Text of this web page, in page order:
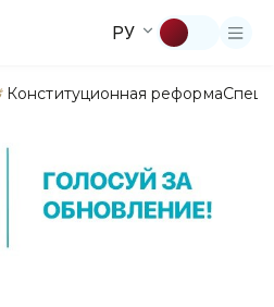
РУ
Конституционная реформа